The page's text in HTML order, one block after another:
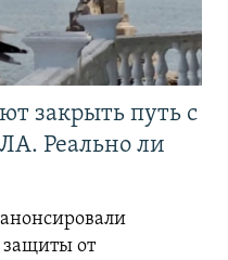
закрыть путь с
Реально ли
защиты от